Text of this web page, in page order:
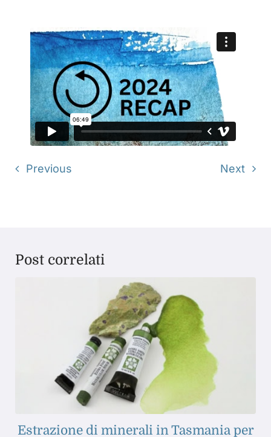
Previous Next
Post correlati
Estrazione di minerali in Tasmania per